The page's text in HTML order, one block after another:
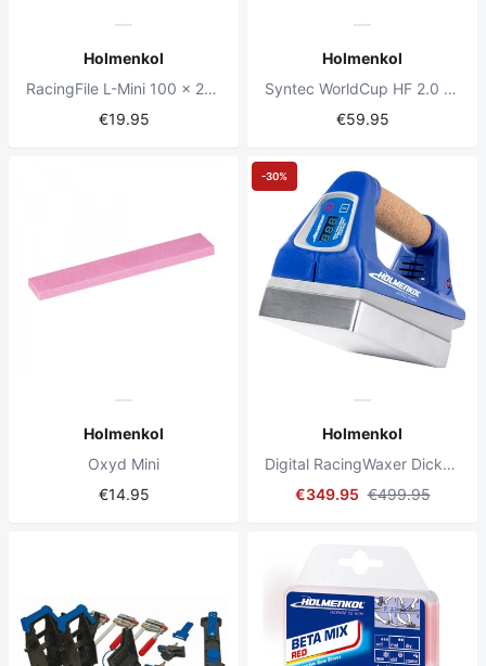
Holmenkol
RacingFile L-Mini 100 x 25 mm
€19.95
Holmenkol
Syntec WorldCup HF 2.0 Kalt 2x35g Snowboard Wachs
€59.95
Holmenkol
Oxyd Mini
€14.95
Holmenkol
Digital RacingWaxer Dickes Blech
€349.95 €499.95
-30%